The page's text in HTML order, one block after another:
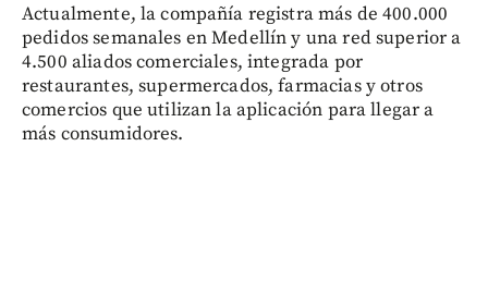
Actualmente, la compañía registra más de 400.000
pedidos semanales en Medellín y una red superior a
4.500 aliados comerciales, integrada por
restaurantes, supermercados, farmacias y otros
comercios que utilizan la aplicación para llegar a
más consumidores.